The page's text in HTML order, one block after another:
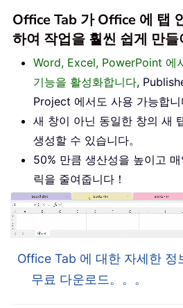
Office Tab 가 Office 에 탭
하여 작업을 훨씬 쉽게 만
Word, Excel, PowerPoint 에
기능을 활성화합니다,
Project 에서도 사용 가능합니
새 창이 아닌 동일한 창의 새
생성할 수 있습니다。
50% 만큼 생산성을 높이고
릭을 줄여줍니다！
Office Tab 에 대한 자세한 정
무료 다운로드。。。